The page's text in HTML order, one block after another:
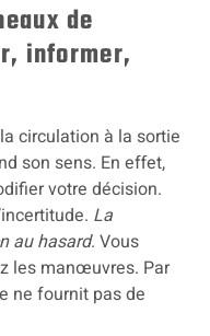
de
informer,
circulation à la sortie
son sens. En effet,
votre décision.
La
au hasard. Vous
les manœuvres. Par
ne fournit pas de